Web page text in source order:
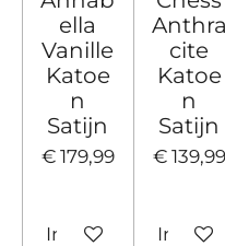
ella
Vanille
Katoe
n
Satijn
€ 179,99
In winkelwagen
Anthra
cite
Katoe
n
Satijn
€ 139,99
In